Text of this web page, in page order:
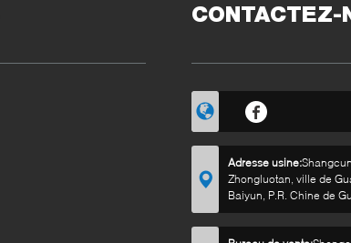
CONTACTEZ-
Adresse usine:
Zhongluotan, ville de
Baiyun, P.R. Chine de